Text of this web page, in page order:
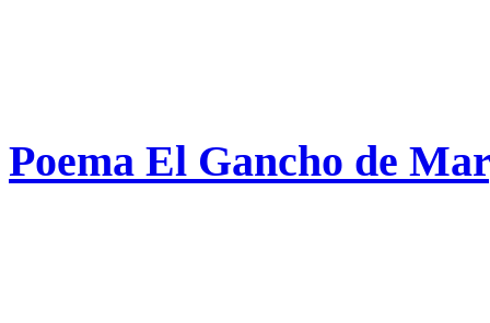
Poema El Gancho de